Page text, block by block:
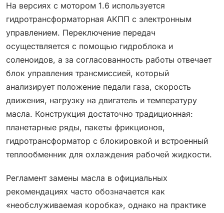
На версиях с мотором 1.6 используется
гидротрансформаторная АКПП с электронным
управлением. Переключение передач
осуществляется с помощью гидроблока и
соленоидов, а за согласованность работы отвечает
блок управления трансмиссией, который
анализирует положение педали газа, скорость
движения, нагрузку на двигатель и температуру
масла. Конструкция достаточно традиционная:
планетарные ряды, пакеты фрикционов,
гидротрансформатор с блокировкой и встроенный
теплообменник для охлаждения рабочей жидкости.
Регламент замены масла в официальных
рекомендациях часто обозначается как
«необслуживаемая коробка», однако на практике